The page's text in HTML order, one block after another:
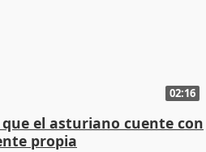
02:16
el asturiano cuente con
propia